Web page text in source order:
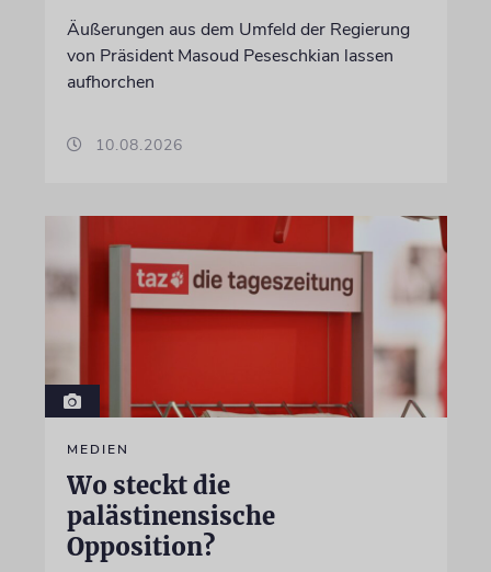
Äußerungen aus dem Umfeld der Regierung
von Präsident Masoud Peseschkian lassen
aufhorchen
10.08.2026
MEDIEN
Wo steckt die
palästinensische
Opposition?